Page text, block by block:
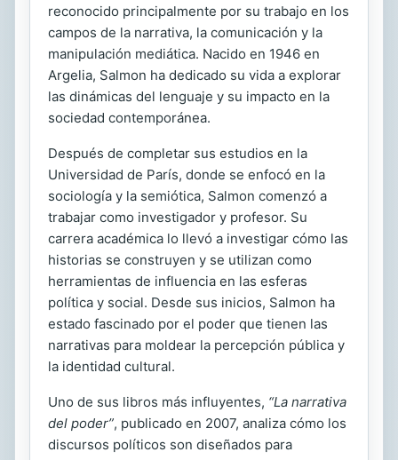
reconocido principalmente por su trabajo en los
campos de la narrativa, la comunicación y la
manipulación mediática. Nacido en 1946 en
Argelia, Salmon ha dedicado su vida a explorar
las dinámicas del lenguaje y su impacto en la
sociedad contemporánea.
Después de completar sus estudios en la
Universidad de París, donde se enfocó en la
sociología y la semiótica, Salmon comenzó a
trabajar como investigador y profesor. Su
carrera académica lo llevó a investigar cómo las
historias se construyen y se utilizan como
herramientas de influencia en las esferas
política y social. Desde sus inicios, Salmon ha
estado fascinado por el poder que tienen las
narrativas para moldear la percepción pública y
la identidad cultural.
Uno de sus libros más influyentes, “La narrativa
del poder”, publicado en 2007, analiza cómo los
discursos políticos son diseñados para